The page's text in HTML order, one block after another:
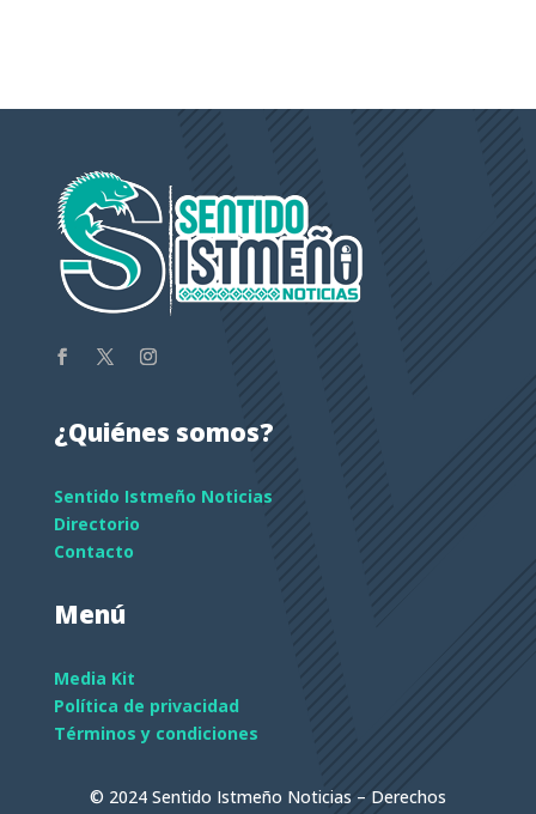
¿Quiénes somos?
Sentido Istmeño Noticias
Directorio
Contacto
Menú
Media Kit
Política de privacidad
Términos y condiciones
© 2024 Sentido Istmeño Noticias – Derechos